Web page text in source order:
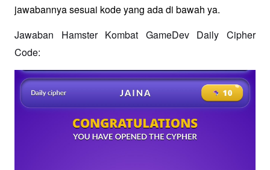
jawabannya sesuai kode yang ada di bawah ya.
Jawaban Hamster Kombat GameDev Daily Cipher
Code: